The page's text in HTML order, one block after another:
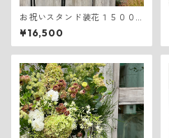
お祝いスタンド装花１５００
０円
¥16,500